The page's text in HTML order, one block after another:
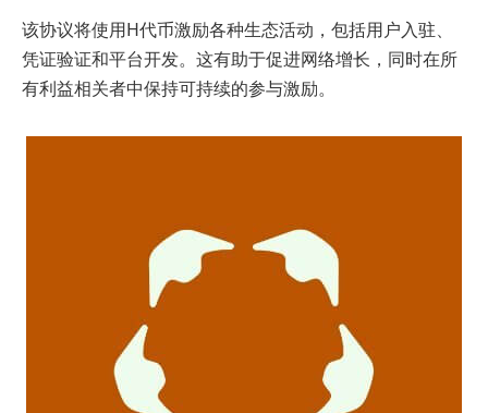
该协议将使用H代币激励各种生态活动，包括用户入驻、
凭证验证和平台开发。这有助于促进网络增长，同时在所
有利益相关者中保持可持续的参与激励。